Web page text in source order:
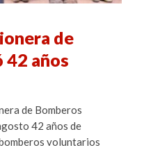
de
42 años
de Bomberos
42 años de
voluntarios